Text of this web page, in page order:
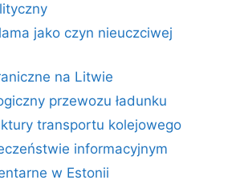
jako czyn nieuczciwej
na Litwie
przewozu ładunku
transportu kolejowego
informacyjnym
w Estonii